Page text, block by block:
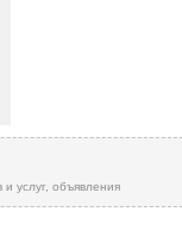
услуг, объявления